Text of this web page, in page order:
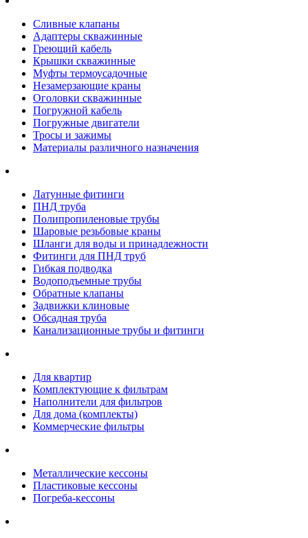
Сливные клапаны
Адаптеры скважинные
Греющий кабель
Крышки скважинные
Муфты термоусадочные
Незамерзающие краны
Оголовки скважинные
Погружной кабель
Погружные двигатели
Тросы и зажимы
Материалы различного назначения
Латунные фитинги
ПНД труба
Полипропиленовые трубы
Шаровые резьбовые краны
Шланги для воды и принадлежности
Фитинги для ПНД труб
Гибкая подводка
Водоподъемные трубы
Обратные клапаны
Задвижки клиновые
Обсадная труба
Канализационные трубы и фитинги
Для квартир
Комплектующие к фильтрам
Наполнители для фильтров
Для дома (комплекты)
Коммерческие фильтры
Металлические кессоны
Пластиковые кессоны
Погреба-кессоны